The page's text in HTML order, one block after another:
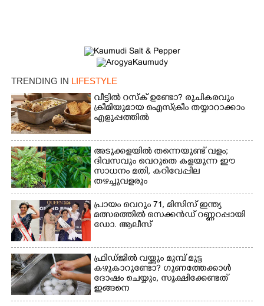
TRENDING IN LIFESTYLE
വീട്ടിൽ റസ്ക് ഉണ്ടോ? രുചികരവും
ക്രീമിയുമായ ഐസ്ക്രീം തയ്യാറാക്കാം
എളുപ്പത്തിൽ
അടുക്കളയിൽ തന്നെയുണ്ട് വളം;
ദിവസവും വെറുതെ കളയുന്ന ഈ
സാധനം മതി, കറിവേപ്പില
തഴച്ചുവളരും
പ്രായം വെറും 71, മിസിസ് ഇന്ത്യ
മത്സരത്തിൽ സെക്കൻഡ് റണ്ണറപ്പായി
ഡോ. ആലീസ്
ഫ്രിഡ്ജിൽ വയ്ക്കും മുമ്പ് മുട്ട
കഴുകാറുണ്ടോ? ഗുണത്തേക്കാൾ
ദോഷം ചെയ്യും,​ സൂക്ഷിക്കേണ്ടത്
ഇങ്ങനെ
Copy Link